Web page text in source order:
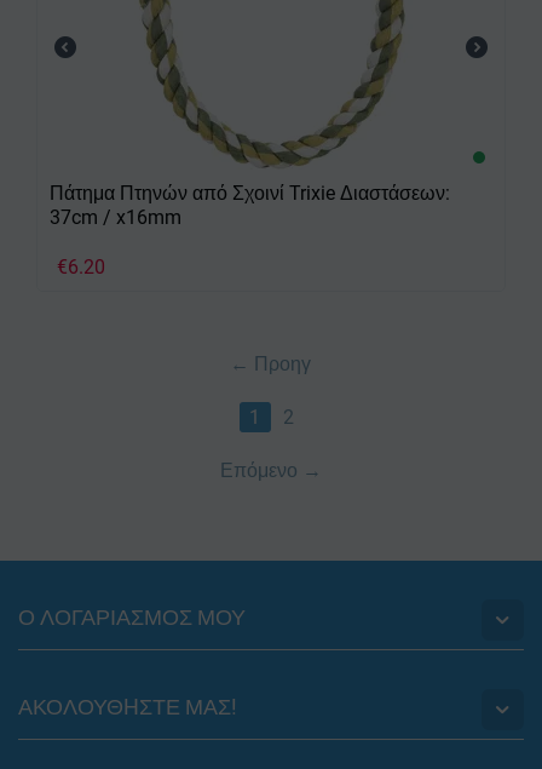
Πάτημα Πτηνών από Σχοινί Trixie Διαστάσεων:
37cm / x16mm
€6.20
Προηγ
1 2
Επόμενο
Ο ΛΟΓΑΡΙΑΣΜΟΣ ΜΟΥ
ΑΚΟΛΟΥΘHΣΤΕ ΜΑΣ!